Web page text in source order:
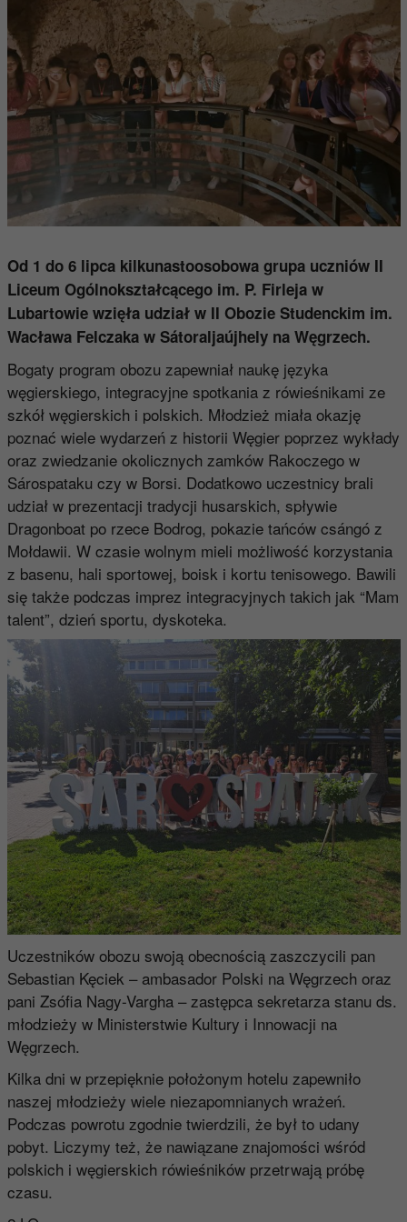
Od 1 do 6 lipca kilkunastoosobowa grupa uczniów II
Liceum Ogólnokształcącego im. P. Firleja w
Lubartowie wzięła udział w II Obozie Studenckim im.
Wacława Felczaka w Sátoraljaújhely na Węgrzech.
Bogaty program obozu zapewniał naukę języka
węgierskiego, integracyjne spotkania z rówieśnikami ze
szkół węgierskich i polskich. Młodzież miała okazję
poznać wiele wydarzeń z historii Węgier poprzez wykłady
oraz zwiedzanie okolicznych zamków Rakoczego w
Sárospataku czy w Borsi. Dodatkowo uczestnicy brali
udział w prezentacji tradycji husarskich, spływie
Dragonboat po rzece Bodrog, pokazie tańców csángó z
Mołdawii. W czasie wolnym mieli możliwość korzystania
z basenu, hali sportowej, boisk i kortu tenisowego. Bawili
się także podczas imprez integracyjnych takich jak “Mam
talent”, dzień sportu, dyskoteka.
Uczestników obozu swoją obecnością zaszczycili pan
Sebastian Kęciek – ambasador Polski na Węgrzech oraz
pani Zsófia Nagy-Vargha – zastępca sekretarza stanu ds.
młodzieży w Ministerstwie Kultury i Innowacji na
Węgrzech.
Kilka dni w przepięknie położonym hotelu zapewniło
naszej młodzieży wiele niezapomnianych wrażeń.
Podczas powrotu zgodnie twierdzili, że był to udany
pobyt. Liczymy też, że nawiązane znajomości wśród
polskich i węgierskich rówieśników przetrwają próbę
czasu.